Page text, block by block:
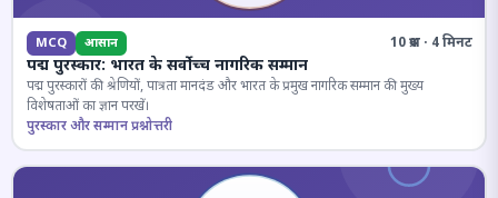
MCQ आसान 10 प्रश्न · 4 मिनट
पद्म पुरस्कार: भारत के सर्वोच्च नागरिक सम्मान
पद्म पुरस्कारों की श्रेणियों, पात्रता मानदंड और भारत के प्रमुख नागरिक सम्मान की मुख्य
विशेषताओं का ज्ञान परखें।
पुरस्कार और सम्मान प्रश्नोत्तरी